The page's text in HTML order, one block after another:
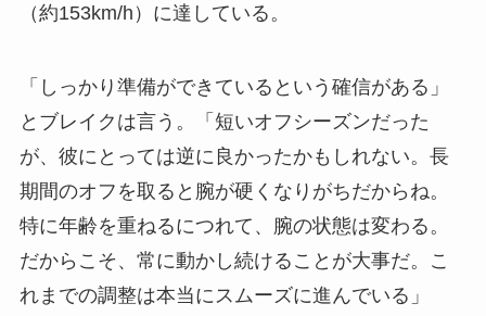
（約153km/h）に達している。
「しっかり準備ができているという確信がある」
とブレイクは言う。「短いオフシーズンだった
が、彼にとっては逆に良かったかもしれない。長
期間のオフを取ると腕が硬くなりがちだからね。
特に年齢を重ねるにつれて、腕の状態は変わる。
だからこそ、常に動かし続けることが大事だ。こ
れまでの調整は本当にスムーズに進んでいる」